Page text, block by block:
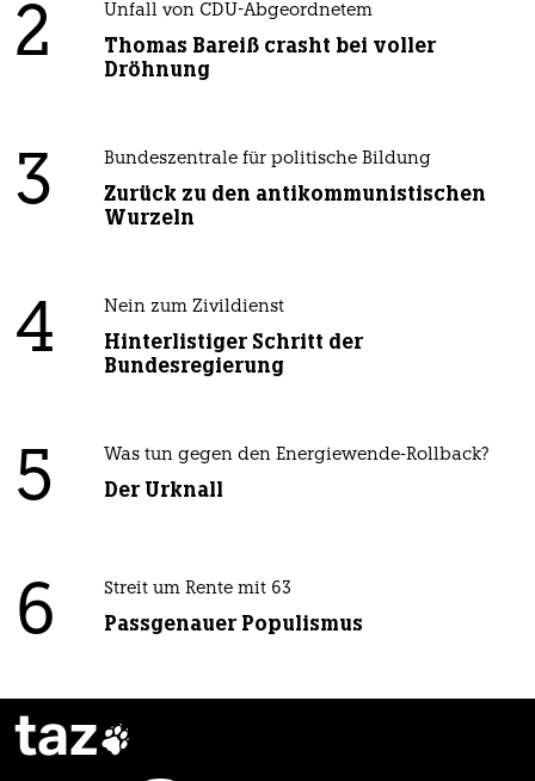
2 Unfall von CDU-Abgeordnetem
Thomas Bareiß crasht bei voller
Dröhnung
3 Bundeszentrale für politische Bildung
Zurück zu den antikommunistischen
Wurzeln
4 Nein zum Zivildienst
Hinterlistiger Schritt der
Bundesregierung
5 Was tun gegen den Energiewende-Rollback?
Der Urknall
6 Streit um Rente mit 63
Passgenauer Populismus
taz